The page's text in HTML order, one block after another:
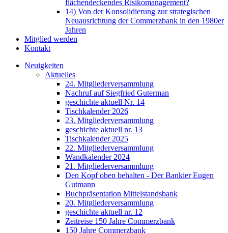
flächendeckendes Risikomanagement?
14) Von der Konsolidierung zur strategischen
Neuausrichtung der Commerzbank in den 1980er
Jahren
Mitglied werden
Kontakt
Neuigkeiten
Aktuelles
24. Mitgliederversammlung
Nachruf auf Siegfried Guterman
geschichte aktuell Nr. 14
Tischkalender 2026
23. Mitgliederversammlung
geschichte aktuell nr. 13
Tischkalender 2025
22. Mitgliederversammlung
Wandkalender 2024
21. Mitgliederversammlung
Den Kopf oben behalten - Der Bankier Eugen
Gutmann
Buchpräsentation Mittelstandsbank
20. Mitgliederversammlung
geschichte aktuell nr. 12
Zeitreise 150 Jahre Commerzbank
150 Jahre Commerzbank